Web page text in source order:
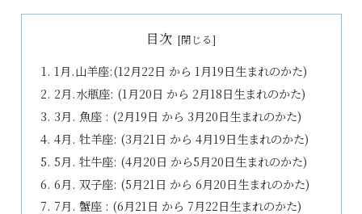
目次
1月.山羊座:(12月22日 から 1月19日生まれのかた)
2月.水瓶座: (1月20日 から 2月18日生まれのかた)
3月. 魚座 : (2月19日 から 3月20日生まれのかた)
4月. 牡羊座: (3月21日 から 4月19日生まれのかた)
5月. 牡牛座: (4月20日 から5月20日生まれのかた)
6月. 双子座: (5月21日 から 6月20日生まれのかた)
7月. 蟹座 : (6月21日 から 7月22日生まれのかた)